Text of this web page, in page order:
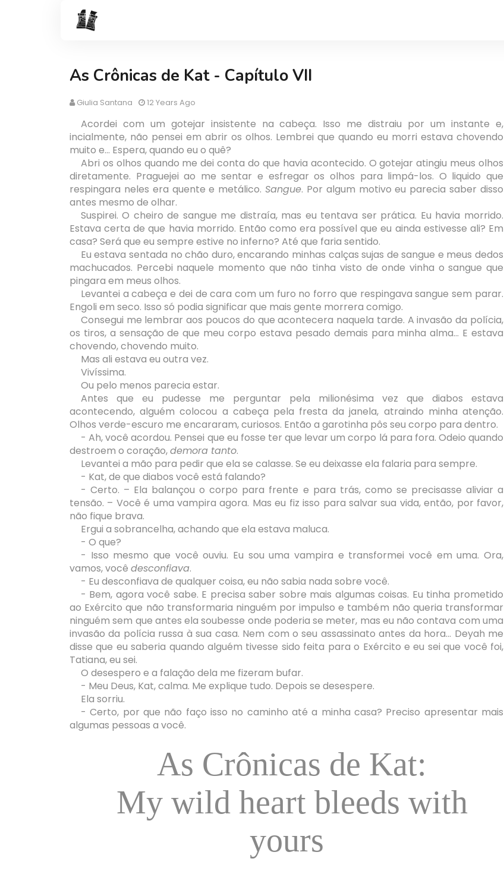
As Crônicas de Kat - Capítulo VII
Giulia Santana 12 Years Ago
Acordei com um gotejar insistente na cabeça. Isso me distraiu por um instante e,
incialmente, não pensei em abrir os olhos. Lembrei que quando eu morri estava chovendo
muito e... Espera, quando eu o quê?
Abri os olhos quando me dei conta do que havia acontecido. O gotejar atingiu meus olhos
diretamente. Praguejei ao me sentar e esfregar os olhos para limpá-los. O liquido que
respingara neles era quente e metálico.Sangue. Por algum motivo eu parecia saber disso
antes mesmo de olhar.
Suspirei. O cheiro de sangue me distraía, mas eu tentava ser prática. Eu havia morrido.
Estava certa de que havia morrido. Então como era possível que eu ainda estivesse ali? Em
casa? Será que eu sempre estive no inferno? Até que faria sentido.
Eu estava sentada no chão duro, encarando minhas calças sujas de sangue e meus dedos
machucados. Percebi naquele momento que não tinha visto de onde vinha o sangue que
pingara em meus olhos.
Levantei a cabeça e dei de cara com um furo no forro que respingava sangue sem parar.
Engoli em seco. Isso só podia significar que mais gente morrera comigo.
Consegui me lembrar aos poucos do que acontecera naquela tarde. A invasão da polícia,
os tiros, a sensação de que meu corpo estava pesado demais para minha alma... E estava
chovendo, chovendo muito.
Mas ali estava eu outra vez.
Vivíssima.
Ou pelo menos parecia estar.
Antes que eu pudesse me perguntar pela milionésima vez que diabos estava
acontecendo, alguém colocou a cabeça pela fresta da janela, atraindo minha atenção.
Olhos verde-escuro me encararam, curiosos. Então a garotinha pôs seu corpo para dentro.
- Ah, você acordou. Pensei que eu fosse ter que levar um corpo lá para fora. Odeio quando
destroem o coração,demora tanto.
Levantei a mão para pedir que ela se calasse. Se eu deixasse ela falaria para sempre.
- Kat, de que diabos você está falando?
- Certo. – Ela balançou o corpo para frente e para trás, como se precisasse aliviar a
tensão. – Você é uma vampira agora. Mas eu fiz isso para salvar sua vida, então, por favor,
não fique brava.
Ergui a sobrancelha, achando que ela estava maluca.
- O que?
- Isso mesmo que você ouviu. Eu sou uma vampira e transformei você em uma. Ora,
vamos, você desconfiava.
- Eu desconfiava de qualquer coisa, eu não sabia nada sobre você.
- Bem, agora você sabe. E precisa saber sobre mais algumas coisas. Eu tinha prometido
ao Exército que não transformaria ninguém por impulso e também não queria transformar
ninguém sem que antes ela soubesse onde poderia se meter, mas eu não contava com uma
invasão da polícia russa à sua casa. Nem com o seu assassinato antes da hora... Deyah me
disse que eu saberia quando alguém tivesse sido feita para o Exército e eu sei que você foi,
Tatiana, eu sei.
O desespero e a falação dela me fizeram bufar.
- Meu Deus, Kat, calma. Me explique tudo. Depois se desespere.
Ela sorriu.
- Certo, por que não faço isso no caminho até a minha casa? Preciso apresentar mais
algumas pessoas a você.
As Crônicas de Kat:
My wild heart bleeds with
yours